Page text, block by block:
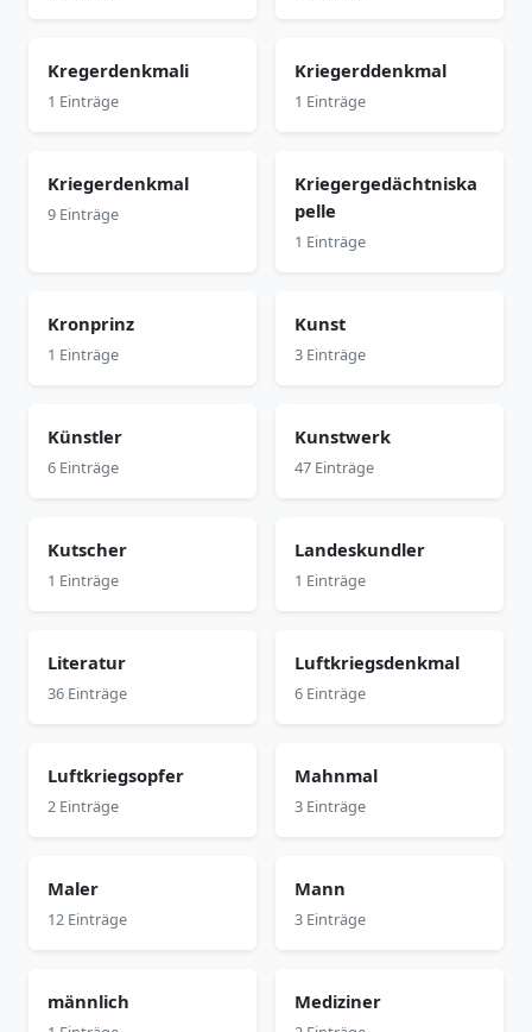
Kregerdenkmali
1 Einträge
Kriegerddenkmal
1 Einträge
Kriegerdenkmal
9 Einträge
Kriegergedächtniska
pelle
1 Einträge
Kronprinz
1 Einträge
Kunst
3 Einträge
Künstler
6 Einträge
Kunstwerk
47 Einträge
Kutscher
1 Einträge
Landeskundler
1 Einträge
Literatur
36 Einträge
Luftkriegsdenkmal
6 Einträge
Luftkriegsopfer
2 Einträge
Mahnmal
3 Einträge
Maler
12 Einträge
Mann
3 Einträge
männlich Mediziner